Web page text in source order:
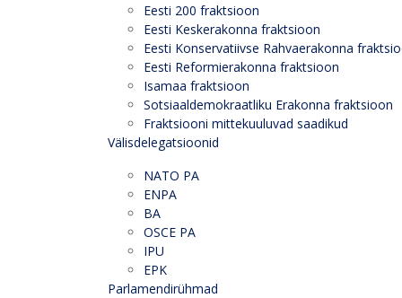
Eesti 200 fraktsioon
Eesti Keskerakonna fraktsioon
Eesti Konservatiivse Rahvaerakonna
Eesti Reformierakonna fraktsioon
Isamaa fraktsioon
Sotsiaaldemokraatliku Erakonna fraktsioon
Fraktsiooni mittekuuluvad saadikud
Välisdelegatsioonid
NATO PA
ENPA
BA
OSCE PA
IPU
EPK
Parlamendirühmad